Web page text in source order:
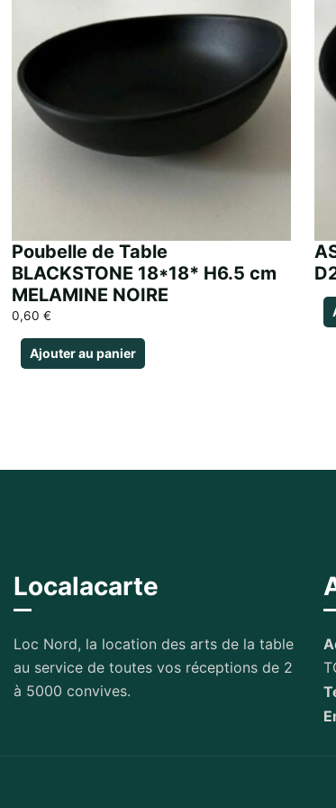
Poubelle de Table
BLACKSTONE 18*18* H6.5 cm
MELAMINE NOIRE
0,60 €
Ajouter au panier
Localacarte
Loc Nord, la location des arts de la table
au service de toutes vos réceptions de 2
à 5000 convives.